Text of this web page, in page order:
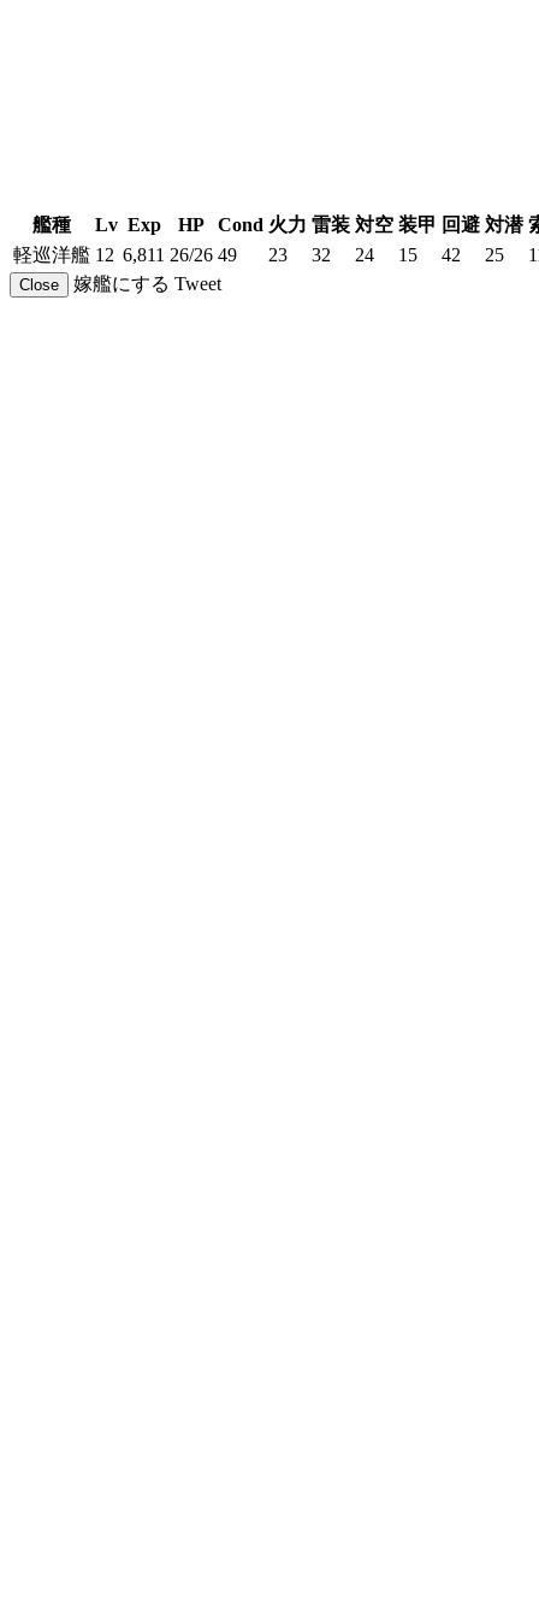
艦種 Lv Exp HP Cond 火力 雷装 対空 装甲 回避 対潜
軽巡洋艦 12 6,811 26/26 49 23 32 24 15 42 25
Close 嫁艦にする Tweet